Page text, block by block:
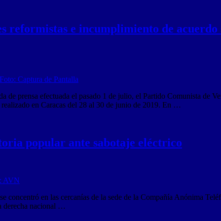
e incumplimiento de acuerdo
prensa efectuada el pasado 1 de julio, el Partido Comunista de
en Caracas del 28 al 30 de junio de 2019. En …
popular ante sabotaje eléctrico
concentró en las cercanías de la sede de la Compañía Anónima
derecha nacional …